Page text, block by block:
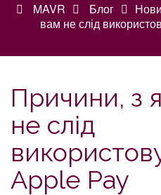
MAVR Блог
вам не слід
Причини, з
не слід
Apple Pay